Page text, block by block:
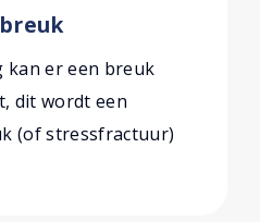
kan er een breuk
dit wordt een
(of stressfractuur)